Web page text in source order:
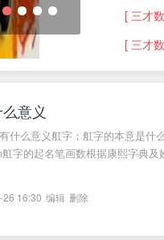
2 3 4
[ 三才
[ 三才
意义
什么意义舡字；舡字的本意是什
字的起名笔画数根据康熙字典
16:30 编辑 删除